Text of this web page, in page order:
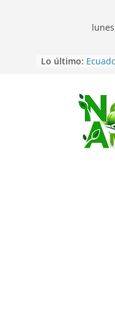
Lo último:
atrajo
contra
con